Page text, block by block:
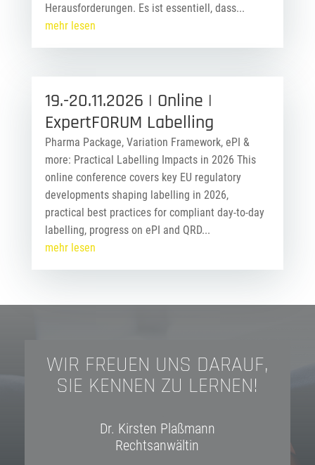
Herausforderungen. Es ist essentiell, dass...
mehr lesen
19.-20.11.2026 | Online |
ExpertFORUM Labelling
Pharma Package, Variation Framework, ePI &
more: Practical Labelling Impacts in 2026 This
online conference covers key EU regulatory
developments shaping labelling in 2026,
practical best practices for compliant day-to-day
labelling, progress on ePI and QRD...
mehr lesen
WIR FREUEN UNS DARAUF,
SIE KENNEN ZU LERNEN!
Dr. Kirsten Plaßmann
Rechtsanwältin